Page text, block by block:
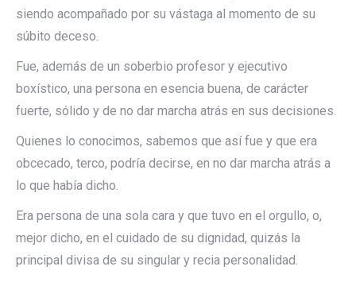
siendo acompañado por su vástaga al momento de su
súbito deceso.
Fue, además de un soberbio profesor y ejecutivo
boxístico, una persona en esencia buena, de carácter
fuerte, sólido y de no dar marcha atrás en sus decisiones.
Quienes lo conocimos, sabemos que así fue y que era
obcecado, terco, podría decirse, en no dar marcha atrás a
lo que había dicho.
Era persona de una sola cara y que tuvo en el orgullo, o,
mejor dicho, en el cuidado de su dignidad, quizás la
principal divisa de su singular y recia personalidad.